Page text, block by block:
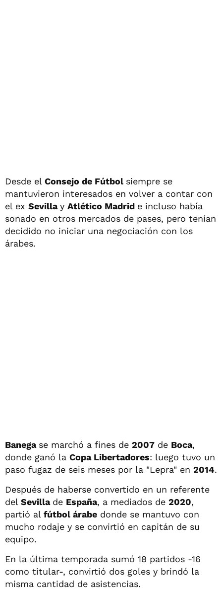
Desde el Consejo de Fútbol siempre se
mantuvieron interesados en volver a contar con
el ex Sevillay Atlético Madrid e incluso había
sonado en otros mercados de pases, pero tenían
decidido no iniciar una negociación con los
árabes.
Banega se marchó a fines de 2007 de Boca,
donde ganó la Copa Libertadores: luego tuvo un
paso fugaz de seis meses por la "Lepra" en 2014.
Después de haberse convertido en un referente
del Sevilla de España, a mediados de 2020,
partió al fútbol árabe donde se mantuvo con
mucho rodaje y se convirtió en capitán de su
equipo.
En la última temporada sumó 18 partidos -16
como titular-, convirtió dos goles y brindó la
misma cantidad de asistencias.